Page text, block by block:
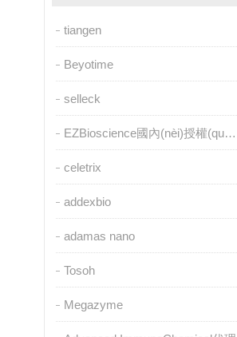
tiangen
Beyotime
selleck
EZBioscience國內(nèi)授權(quán)代理
celetrix
addexbio
adamas nano
Tosoh
Megazyme